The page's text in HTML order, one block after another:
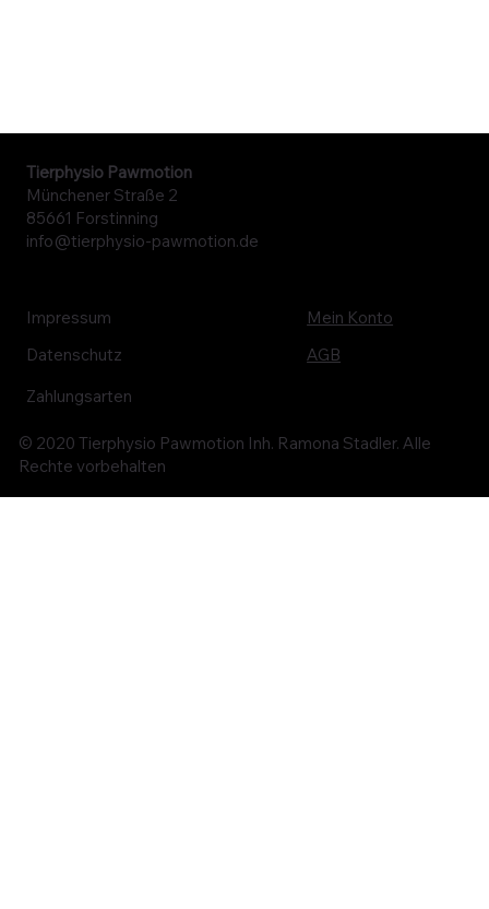
Tierphysio Pawmotion
Münchener Straße 2
85661 Forstinning
info@tierphysio-pawmotion.de
Impressum
Datenschutz
Mein Konto
AGB
Zahlungsarten
© 2020 Tierphysio Pawmotion Inh. Ramona Stadler. Alle
Rechte vorbehalten